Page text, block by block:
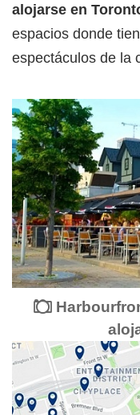
alojarse en
espacios donde
espectáculos de la